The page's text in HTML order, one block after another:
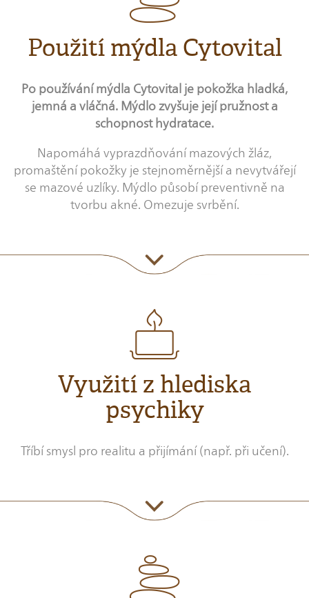
Použití mýdla Cytovital
Po používání mýdla Cytovital je pokožka hladká,
jemná a vláčná. Mýdlo zvyšuje její pružnost a
schopnost hydratace.
Napomáhá vyprazdňování mazových žláz,
promaštění pokožky je stejnoměrnější a nevytvářejí
se mazové uzlíky. Mýdlo působí preventivně na
tvorbu akné. Omezuje svrbění.
Využití z hlediska
psychiky
Tříbí smysl pro realitu a přijímání (např. při učení).